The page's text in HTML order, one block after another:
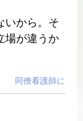
いから。そ
場が違うか
同僚看護師に